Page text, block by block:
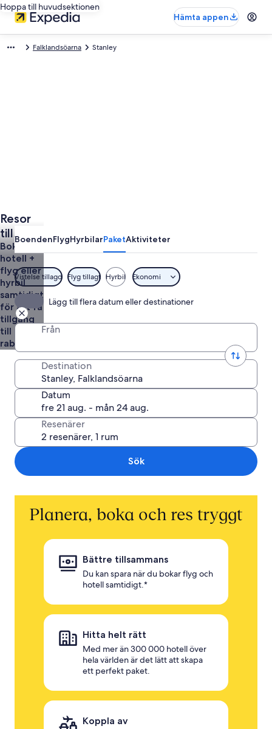
Hoppa till huvudsektionen
Hämta appen
Falklandsöarna Stanley
Resor
till
Stanley
Boka
hotell +
flyg eller
hyrbil
samtidigt
för att få
tillgång
till
rabatter
BoendenFlygHyrbilarPaketAktiviteter
Vistelse tillagd Flyg tillagt Hyrbil Ekonomi
Lägg till flera datum eller destinationer
Från
Destination
Datum
Resenärer
Sök
Planera, boka och res tryggt
Bättre tillsammans
Du kan spara när du bokar flyg och
hotell samtidigt.*
Hitta helt rätt
Med mer än 300 000 hotell över
hela världen är det lätt att skapa
ett perfekt paket.
Koppla av